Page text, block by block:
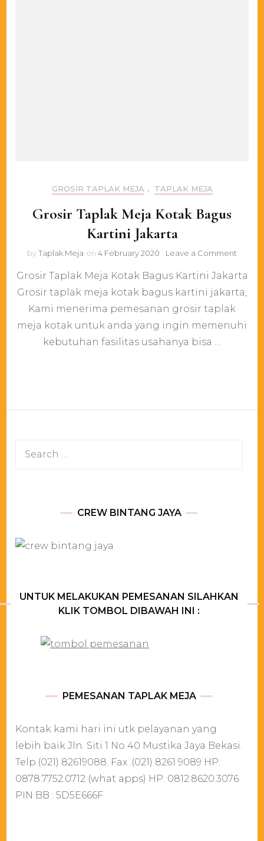
GROSIR TAPLAK MEJA , TAPLAK MEJA
Grosir Taplak Meja Kotak Bagus
Kartini Jakarta
byTaplak Meja on 4 February 2020 Leave a Comment
Taplak
Meja
Kotak
Kartini
Grosir Taplak Meja Kotak Bagus Kartini Jakarta
Grosir taplak meja kotak bagus kartini jakarta,
Kami menerima pemesanan grosir taplak
meja kotak untuk anda yang ingin memenuhi
kebutuhan fasilitas usahanya bisa …
Search
CREW BINTANG JAYA
UNTUK MELAKUKAN PEMESANAN SILAHKAN
KLIK TOMBOL DIBAWAH INI :
PEMESANAN TAPLAK MEJA
Kontak kami hari ini utk pelayanan yang
lebih baik Jln. Siti 1 No 40 Mustika Jaya Bekasi.
Telp.(021) 82619088. Fax .(021) 8261 9089 HP.
0878.7752.0712 (what apps) HP. 0812.8620.3076
PIN BB : 5D5E666F